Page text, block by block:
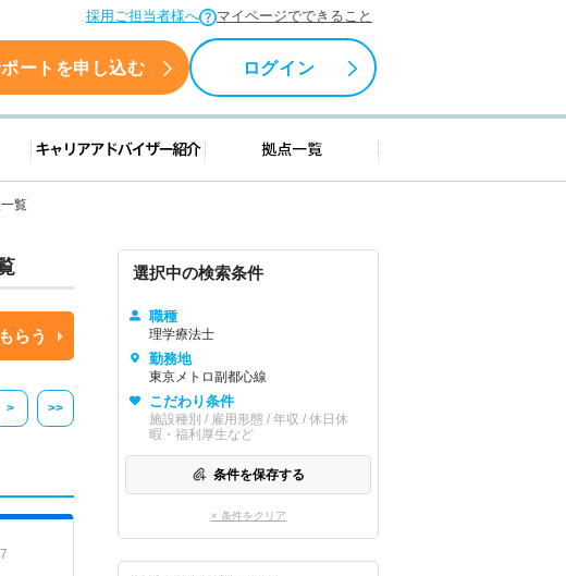
採用ご担当者様へ マイページでできること
ートを申し込む ログイン
転職支援情報 キャリアアドバイザー紹介 拠点一覧
覧
らう
> >>
選択中の検索条件
職種
理学療法士
勤務地
東京メトロ副都心線
こだわり条件
施設種別 / 雇用形態 / 年収 / 休日休
暇・福利厚生など
条件を保存する
× 条件をクリア